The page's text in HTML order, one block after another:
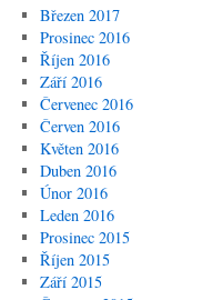
Březen 2017
Prosinec 2016
Říjen 2016
Září 2016
Červenec 2016
Červen 2016
Květen 2016
Duben 2016
Únor 2016
Leden 2016
Prosinec 2015
Říjen 2015
Září 2015